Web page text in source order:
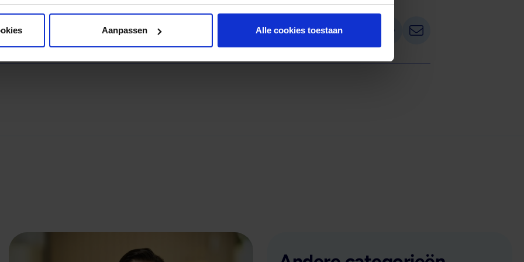
Aanpassen Alle cookies toestaan
Deel dit artikel: Deel op LinkedIn
Deel via Whatsapp
Deel via email